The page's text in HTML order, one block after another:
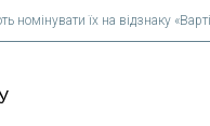
номінувати їх на відзнаку